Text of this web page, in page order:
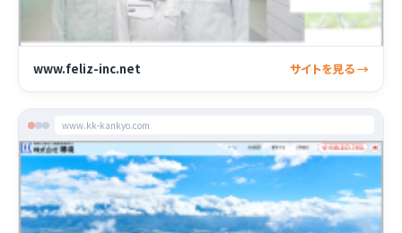
www.feliz-inc.net サイトを見る →
www.kk-kankyo.com